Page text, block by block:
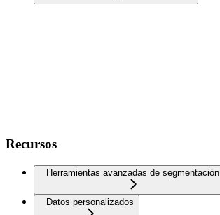
Recursos
Herramientas avanzadas de segmentación
Datos personalizados